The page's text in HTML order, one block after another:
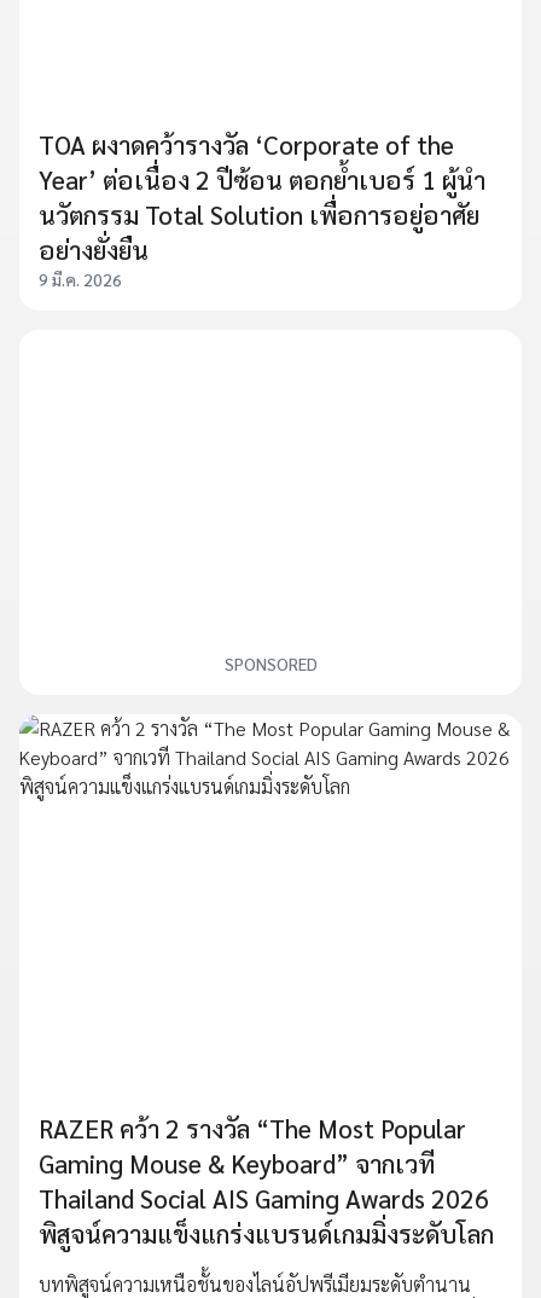
TOA ผงาดคว้ารางวัล ‘Corporate of the
Year’ ต่อเนื่อง 2 ปีซ้อน ตอกย้ำเบอร์ 1 ผู้นำ
นวัตกรรม Total Solution เพื่อการอยู่อาศัย
อย่างยั่งยืน
9 มี.ค. 2026
SPONSORED
RAZER คว้า 2 รางวัล “The Most Popular
Gaming Mouse & Keyboard” จากเวที
Thailand Social AIS Gaming Awards 2026
พิสูจน์ความแข็งแกร่งแบรนด์เกมมิ่งระดับโลก
บทพิสูจน์ความเหนือชั้นของไลน์อัปพรีเมียมระดับตำนาน